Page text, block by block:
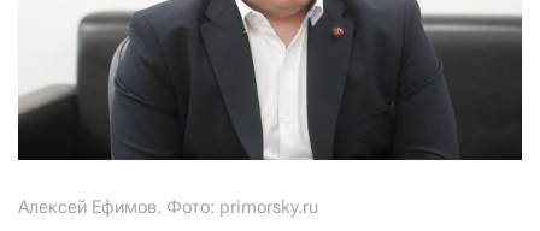
Алексей Ефимов. Фото: primorsky.ru